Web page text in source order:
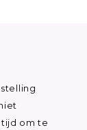
tijd om te